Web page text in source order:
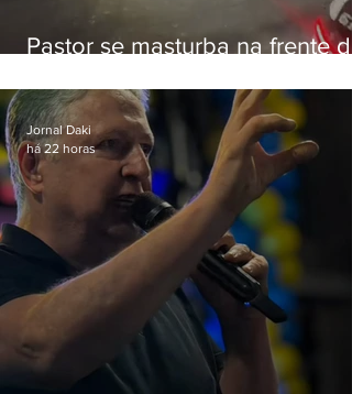
Pastor se masturba na frente de
Jornal Daki
há 22 horas